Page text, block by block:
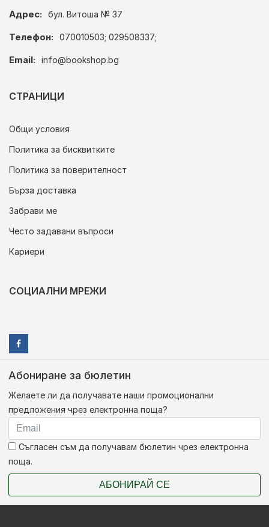
Адрес: бул. Витоша № 37
Телефон: 070010503; 029508337;
Email: info@bookshop.bg
СТРАНИЦИ
Общи условия
Политика за бисквитките
Политика за поверителност
Бърза доставка
Забрави ме
Често задавани въпроси
Кариери
СОЦИАЛНИ МРЕЖИ
Абониране за бюлетин
Желаете ли да получавате наши промоционални
предложения чрез електронна поща?
Съгласен съм да получавам бюлетин чрез електронна
поща.
АБОНИРАЙ СЕ